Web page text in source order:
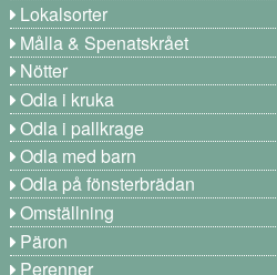
Lokalsorter
Målla & Spenatskrået
Nötter
Odla i kruka
Odla i pallkrage
Odla med barn
Odla på fönsterbrädan
Omställning
Päron
Perenner